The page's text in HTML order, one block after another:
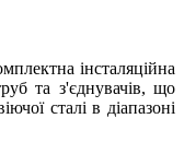
інсталяційна
та з'єднувачів, що
сталі в діапазоні